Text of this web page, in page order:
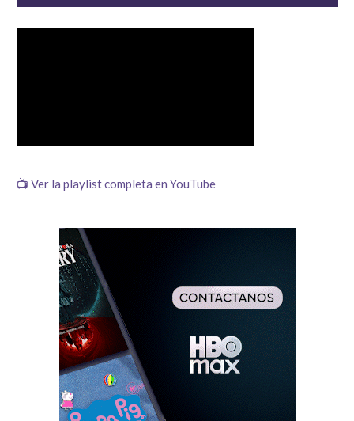
📺 Ver la playlist completa en YouTube